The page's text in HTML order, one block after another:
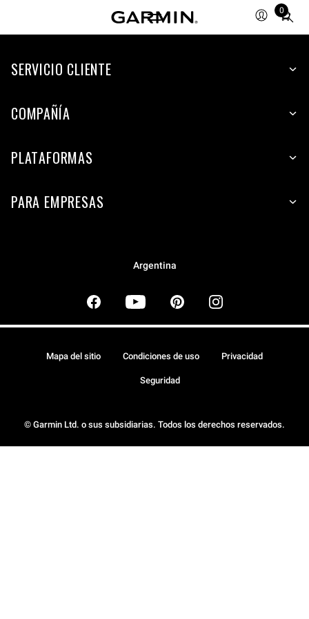
0
Total
items
cart:
SERVICIO CLIENTE
COMPAÑÍA
PLATAFORMAS
PARA EMPRESAS
Argentina
© Garmin Ltd. o sus subsidiarias. Todos los derechos reservados.
Mapa del sitio Condiciones de uso Privacidad
Seguridad